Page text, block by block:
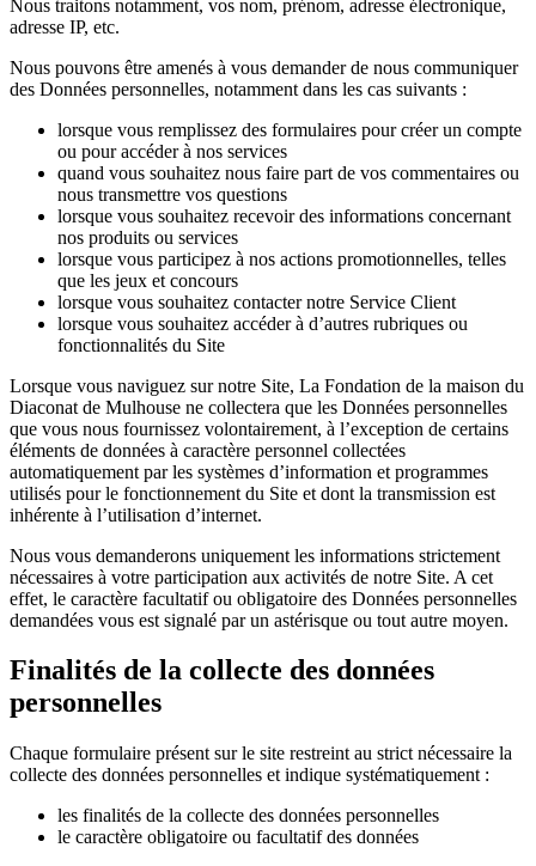
Nous traitons notamment, vos nom, prénom, adresse électronique,
adresse IP, etc.
Nous pouvons être amenés à vous demander de nous communiquer
des Données personnelles, notamment dans les cas suivants :
lorsque vous remplissez des formulaires pour créer un compte
ou pour accéder à nos services
quand vous souhaitez nous faire part de vos commentaires ou
nous transmettre vos questions
lorsque vous souhaitez recevoir des informations concernant
nos produits ou services
lorsque vous participez à nos actions promotionnelles, telles
que les jeux et concours
lorsque vous souhaitez contacter notre Service Client
lorsque vous souhaitez accéder à d’autres rubriques ou
fonctionnalités du Site
Lorsque vous naviguez sur notre Site, La Fondation de la maison du
Diaconat de Mulhouse ne collectera que les Données personnelles
que vous nous fournissez volontairement, à l’exception de certains
éléments de données à caractère personnel collectées
automatiquement par les systèmes d’information et programmes
utilisés pour le fonctionnement du Site et dont la transmission est
inhérente à l’utilisation d’internet.
Nous vous demanderons uniquement les informations strictement
nécessaires à votre participation aux activités de notre Site. A cet
effet, le caractère facultatif ou obligatoire des Données personnelles
demandées vous est signalé par un astérisque ou tout autre moyen.
Finalités de la collecte des données
personnelles
Chaque formulaire présent sur le site restreint au strict nécessaire la
collecte des données personnelles et indique systématiquement :
les finalités de la collecte des données personnelles
le caractère obligatoire ou facultatif des données